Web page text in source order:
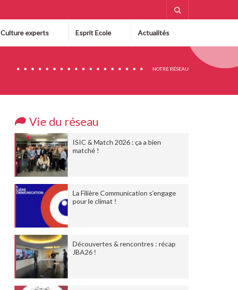
Culture experts Esprit Ecole Actualités
NOTRE RÉSEAU
Vie du réseau
ISIC & Match 2026 : ça a bien
matché !
La Filière Communication s’engage
pour le climat !
Découvertes & rencontres : récap
JBA26 !